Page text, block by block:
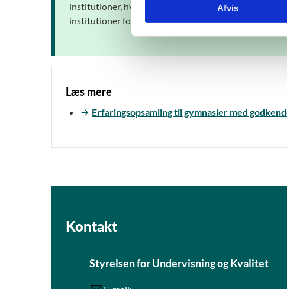
k
v
l
Afvis
institutioner, hvor undervisningen er foregået på
institutioner for at supplere med yderligere viden fra
Læs mere
Erfaringsopsamling til gymnasier med
Kontakt
Styrelsen for Undervisning og Kvalitet